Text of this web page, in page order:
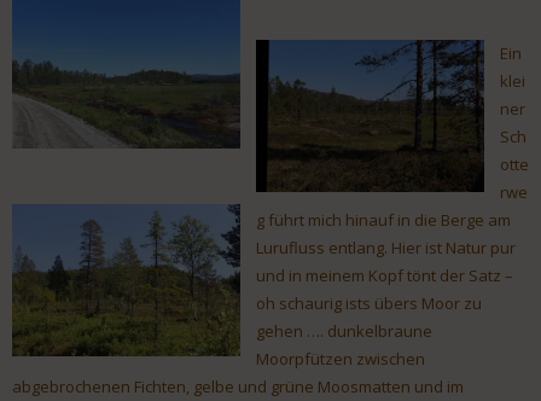
Ein
klei
ner
Sch
otte
rwe
g führt mich hinauf in die Berge am
Lurufluss entlang. Hier ist Natur pur
und in meinem Kopf tönt der Satz –
oh schaurig ists übers Moor zu
gehen …. dunkelbraune
Moorpfützen zwischen
abgebrochenen Fichten, gelbe und grüne Moosmatten und im